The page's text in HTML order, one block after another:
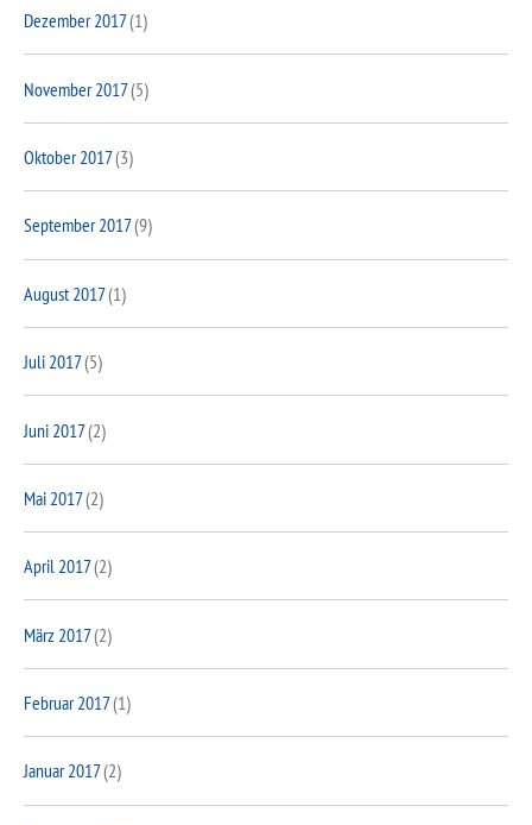
Dezember 2017(1)
November 2017(5)
Oktober 2017(3)
September 2017(9)
August 2017(1)
Juli 2017(5)
Juni 2017(2)
Mai 2017(2)
April 2017(2)
März 2017(2)
Februar 2017(1)
Januar 2017(2)